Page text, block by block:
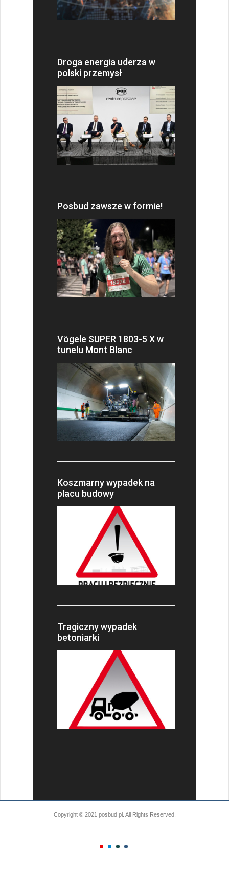
Droga energia uderza w
polski przemysł
Posbud zawsze w formie!
Vögele SUPER 1803-5 X w
tunelu Mont Blanc
Koszmarny wypadek na
placu budowy
Tragiczny wypadek
betoniarki
Copyright © 2021 posbud.pl. All Rights Reserved.